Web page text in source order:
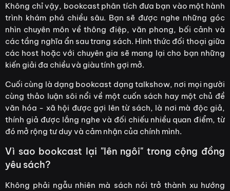
Không chỉ vậy, bookcast phân tích đưa bạn vào một hành
trình khám phá chiều sâu. Bạn sẽ được nghe những góc
nhìn chuyên môn về thông điệp, văn phong, bối cảnh và
các tầng nghĩa ẩn sau trang sách. Hình thức đối thoại giữa
các host hoặc với chuyên gia sẽ mang lại cho bạn những
kiến giải đa chiều và giàu tính gợi mở.
Cuối cùng là dạng bookcast dạng talkshow, nơi mọi người
cùng thảo luận sôi nổi về một cuốn sách hay một chủ đề
văn hóa - xã hội được gợi lên từ sách, là nơi mà độc giả,
thính giả được lắng nghe và đối chiếu nhiều quan điểm, từ
đó mở rộng tư duy và cảm nhận của chính mình.
Vì sao bookcast lại "lên ngôi" trong cộng đồng
yêu sách?
Không phải ngẫu nhiên mà sách nói trở thành xu hướng